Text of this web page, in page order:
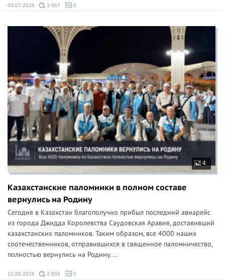
03.07.2026 3 567 0
4
Казахстанские паломники в полном составе
вернулись на Родину
Сегодня в Казахстан благополучно прибыл последний авиарейс
из города Джидда Королевства Саудовская Аравия, доставивший
казахстанских паломников. Таким образом, все 4000 наших
соотечественников, отправившихся в священное паломничество,
полностью вернулись на Родину....
12.06.2026 2 855 0